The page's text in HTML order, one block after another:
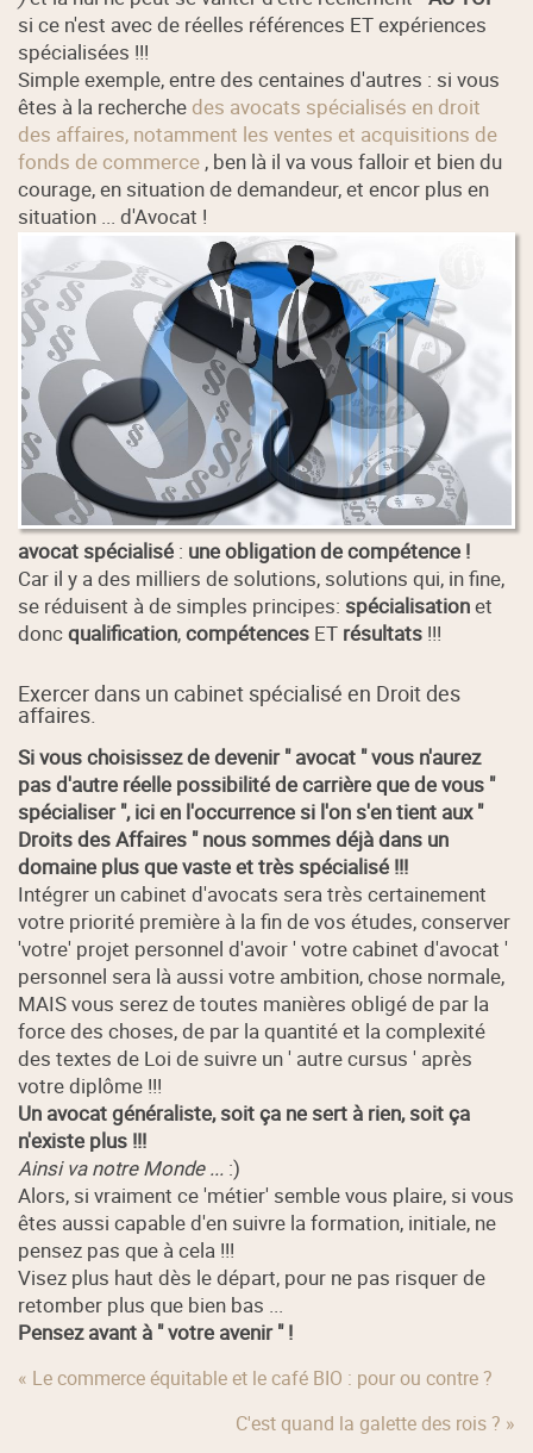
si ce n'est avec de réelles références ET expériences
spécialisées !!!
Simple exemple, entre des centaines d'autres : si vous
êtes à la recherche des avocats spécialisés en droit
des affaires, notamment les ventes et acquisitions de
fonds de commerce , ben là il va vous falloir et bien du
courage, en situation de demandeur, et encor plus en
situation ... d'Avocat !
avocat spécialisé : une obligation de compétence !
Car il y a des milliers de solutions, solutions qui, in fine,
se réduisent à de simples principes: spécialisationet
doncqualification,compétences ET résultats !!!
Exercer dans un cabinet spécialisé en Droit des
affaires.
Si vous choisissez de devenir " avocat " vous n'aurez
pas d'autre réelle possibilité de carrière que de vous "
spécialiser ", ici en l'occurrence si l'on s'en tient aux "
Droits des Affaires " nous sommes déjà dans un
domaine plus que vaste et très spécialisé !!!
Intégrer un cabinet d'avocats sera très certainement
votre priorité première à la fin de vos études, conserver
'votre' projet personnel d'avoir ' votre cabinet d'avocat '
personnel sera là aussi votre ambition, chose normale,
MAIS vous serez de toutes manières obligé de par la
force des choses, de par la quantité et la complexité
des textes de Loi de suivre un ' autre cursus ' après
votre diplôme !!!
Un avocat généraliste, soit ça ne sert à rien, soit ça
n'existe plus !!!
Ainsi va notre Monde ... :)
Alors, si vraiment ce 'métier' semble vous plaire, si vous
êtes aussi capable d'en suivre la formation, initiale, ne
pensez pas que à cela !!!
Visez plus haut dès le départ, pour ne pas risquer de
retomber plus que bien bas ...
Pensez avant à " votre avenir " !
« Le commerce équitable et le café BIO : pour ou contre ?
C'est quand la galette des rois ? »